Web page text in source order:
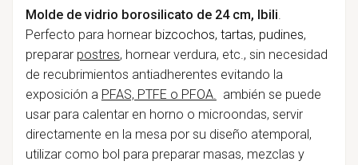
Molde de vidrio borosilicato de 24 cm, Ibili.
Perfecto para hornear bizcochos, tartas, pudines,
preparar postres, hornear verdura, etc., sin necesidad
de recubrimientos antiadherentes evitando la
exposición a PFAS, PTFE o PFOA. ambién se puede
usar para calentar en horno o microondas, servir
directamente en la mesa por su diseño atemporal,
utilizar como bol para preparar masas, mezclas y